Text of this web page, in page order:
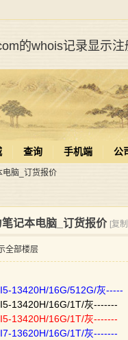
的whois记录显示
查询 手机端 公
脑_订货报价
记本电脑_订货报价 [复
全部楼层
I5-13420H/16G/512G/灰
I5-13420H/16G/1T/灰-------
I5-13420H/16G/1T/灰-------
I7-13620H/16G/1T/灰-------